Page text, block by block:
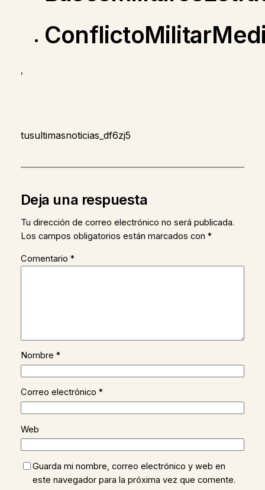
,
tusultimasnoticias_df6zj5
Deja una respuesta
Tu dirección de correo electrónico no será publicada.
Los campos obligatorios están marcados con *
Comentario *
Nombre *
Correo electrónico *
Web
Guarda mi nombre, correo electrónico y web en
este navegador para la próxima vez que comente.